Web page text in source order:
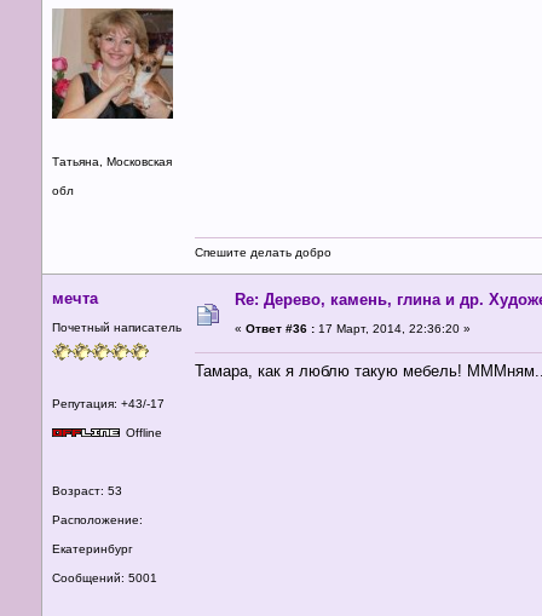
Татьяна, Московская
обл
Спешите делать добро
мечта
Почетный написатель
Репутация: +43/-17
Offline
Возраст: 53
Расположение:
Екатеринбург
Сообщений: 5001
Re: Дерево, камень, глина и др.
« Ответ #36 : 17 Март, 2014, 22:36:20 »
Тамара, как я люблю такую мебель!